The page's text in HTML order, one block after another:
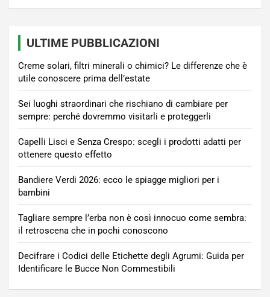
ULTIME PUBBLICAZIONI
Creme solari, filtri minerali o chimici? Le differenze che è
utile conoscere prima dell’estate
Sei luoghi straordinari che rischiano di cambiare per
sempre: perché dovremmo visitarli e proteggerli
Capelli Lisci e Senza Crespo: scegli i prodotti adatti per
ottenere questo effetto
Bandiere Verdi 2026: ecco le spiagge migliori per i
bambini
Tagliare sempre l’erba non è così innocuo come sembra:
il retroscena che in pochi conoscono
Decifrare i Codici delle Etichette degli Agrumi: Guida per
Identificare le Bucce Non Commestibili